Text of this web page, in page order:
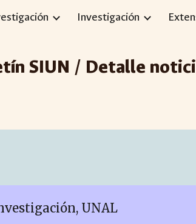
Skip to
Investigación
SIUN / Detalle
UNAL